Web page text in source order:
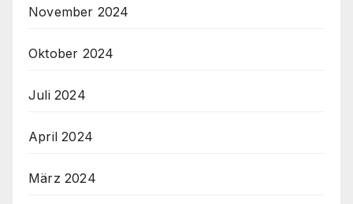
November 2024
Oktober 2024
Juli 2024
April 2024
März 2024